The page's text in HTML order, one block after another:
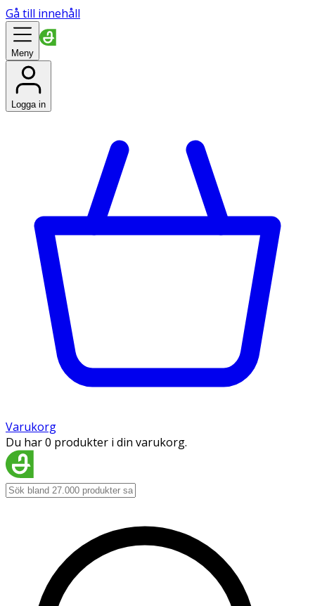
Gå till innehåll
Meny
Logga in
Varukorg
Du har 0 produkter i din varukorg.